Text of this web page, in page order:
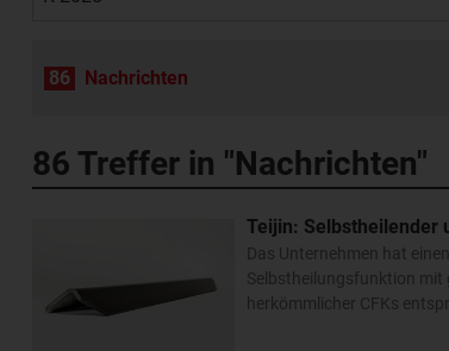
86 Nachrichten
86 Treffer in "Nachrichten"
Teijin: Selbstheilender
Das Unternehmen hat
Selbstheilungsfunktion mit
herkömmlicher CFKs